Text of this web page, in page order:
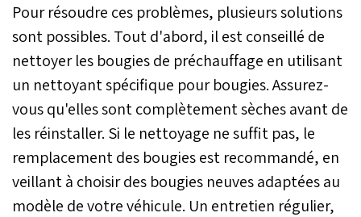
Pour résoudre ces problèmes, plusieurs solutions
sont possibles. Tout d'abord, il est conseillé de
nettoyer les bougies de préchauffage en utilisant
un nettoyant spécifique pour bougies. Assurez-
vous qu'elles sont complètement sèches avant de
les réinstaller. Si le nettoyage ne suffit pas, le
remplacement des bougies est recommandé, en
veillant à choisir des bougies neuves adaptées au
modèle de votre véhicule. Un entretien régulier,